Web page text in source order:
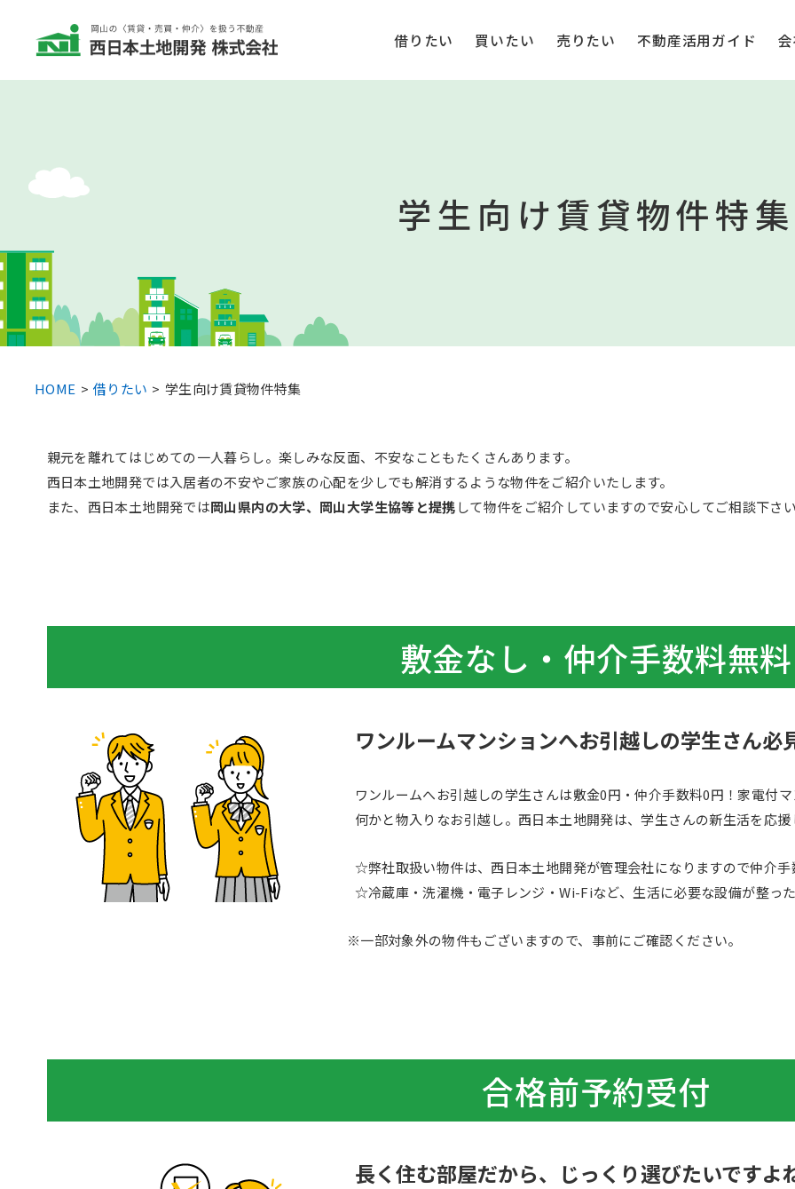
借りたい 買いたい 売りたい 不動産活用ガイド
学生向け賃貸物件特集
HOME 借りたい 学生向け賃貸物件特集
親元を離れてはじめての一人暮らし。楽しみな反面、不安なこともたくさんあります。
西日本土地開発では入居者の不安やご家族の心配を少しでも解消するような物件をご紹介いたします。
また、西日本土地開発では岡山県内の大学、岡山大学生協等と提携して物件をご紹介していますので安心してご相談下さ
敷金なし・仲介手数料無料
ワンルームマンションへお引越しの学生さん必
ワンルームへお引越しの学生さんは敷金0円・仲介手数料0円！家電付
何かと物入りなお引越し。西日本土地開発は、学生さんの新生活を応援
☆弊社取扱い物件は、西日本土地開発が管理会社になりますので仲介手
☆冷蔵庫・洗濯機・電子レンジ・Wi-Fiなど、生活に必要な設備が整っ
※一部対象外の物件もございますので、事前にご確認ください。
合格前予約受付
長く住む部屋だから、じっくり選びたいですよ